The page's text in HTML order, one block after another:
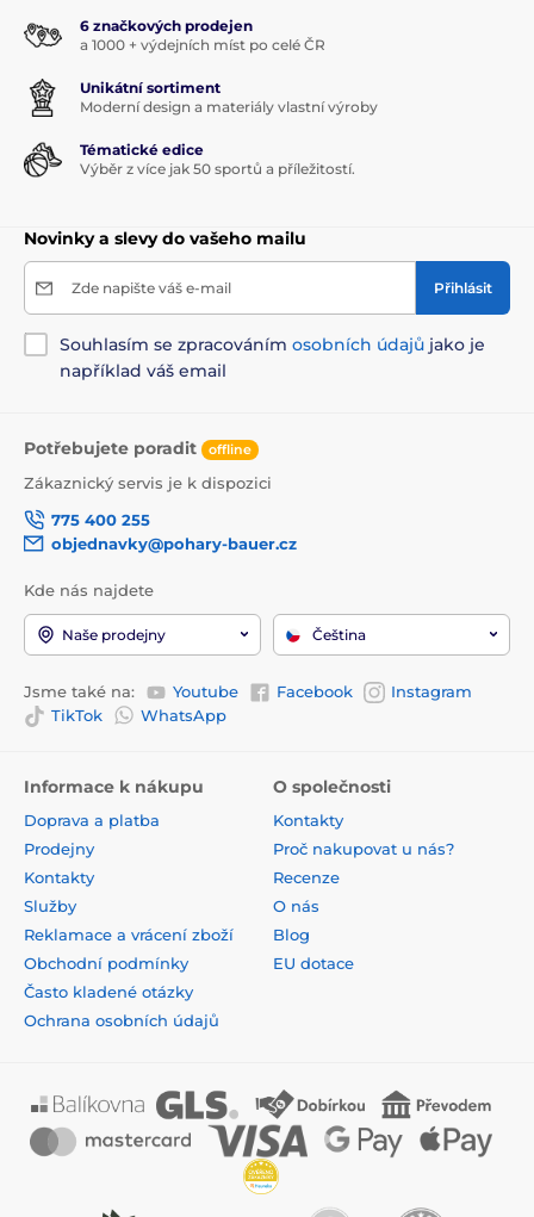
6 značkových prodejen
a 1000 + výdejních míst po celé ČR
Unikátní sortiment
Moderní design a materiály vlastní výroby
Tématické edice
Výběr z více jak 50 sportů a příležitostí.
Novinky a slevy do vašeho mailu
Zde napište váš e-mail Přihlásit
Souhlasím se zpracováním osobních údajů jako je
například váš email
Potřebujete poradit offline
Zákaznický servis je k dispozici
775 400 255
objednavky@pohary-bauer.cz
Kde nás najdete
Naše prodejny Čeština
Jsme také na: Youtube Facebook
Instagram
TikTok
WhatsApp
Informace k nákupu
Doprava a platba
Prodejny
Kontakty
Služby
Reklamace a vrácení zboží
Obchodní podmínky
Často kladené otázky
Ochrana osobních údajů
O společnosti
Kontakty
Proč nakupovat u nás?
Recenze
O nás
Blog
EU dotace